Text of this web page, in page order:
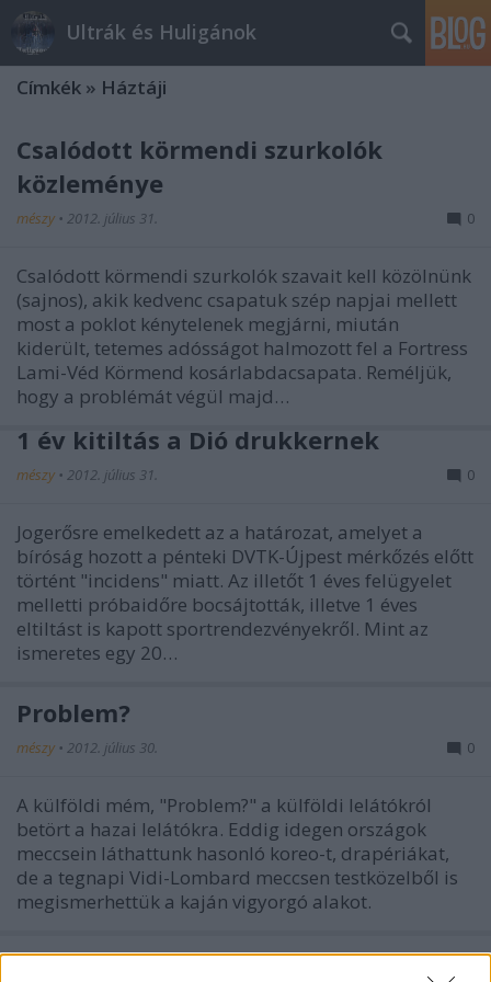
Ultrák és Huligánok
Címkék » Háztáji
Csalódott körmendi szurkolók
közleménye
mészy • 2012. július 31. 0
Csalódott körmendi szurkolók szavait kell közölnünk
(sajnos), akik kedvenc csapatuk szép napjai mellett
most a poklot kénytelenek megjárni, miután
kiderült, tetemes adósságot halmozott fel a Fortress
Lami-Véd Körmend kosárlabdacsapata. Reméljük,
hogy a problémát végül majd…
1 év kitiltás a Dió drukkernek
mészy • 2012. július 31. 0
Jogerősre emelkedett az a határozat, amelyet a
bíróság hozott a pénteki DVTK-Újpest mérkőzés előtt
történt "incidens" miatt. Az illetőt 1 éves felügyelet
melletti próbaidőre bocsájtották, illetve 1 éves
eltiltást is kapott sportrendezvényekről. Mint az
ismeretes egy 20…
Problem?
mészy • 2012. július 30. 0
A külföldi mém, "Problem?" a külföldi lelátókról
betört a hazai lelátókra. Eddig idegen országok
meccsein láthattunk hasonló koreo-t, drapériákat,
de a tegnapi Vidi-Lombard meccsen testközelből is
megismerhettük a kaján vigyorgó alakot.
Keddtől bérletek a NKSE